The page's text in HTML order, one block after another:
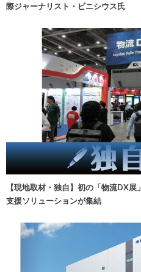
際ジャーナリスト・ビニシウス氏
【現地取材・独自】初の「物流DX
支援ソリューションが集結